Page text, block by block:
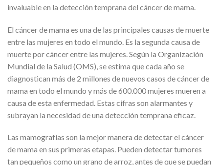
invaluable en la detección temprana del cáncer de mama.
El cáncer de mama es una de las principales causas de muerte
entre las mujeres en todo el mundo. Es la segunda causa de
muerte por cáncer entre las mujeres. Según la Organización
Mundial de la Salud (OMS), se estima que cada año se
diagnostican más de 2 millones de nuevos casos de cáncer de
mama en todo el mundo y más de 600.000 mujeres mueren a
causa de esta enfermedad. Estas cifras son alarmantes y
subrayan la necesidad de una detección temprana eficaz.
Las mamografías son la mejor manera de detectar el cáncer
de mama en sus primeras etapas. Pueden detectar tumores
tan pequeños como un grano de arroz, antes de que se puedan